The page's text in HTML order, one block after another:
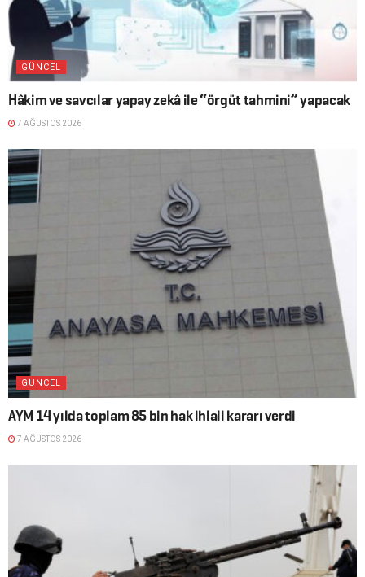
GÜNCEL
Hâkim ve savcılar yapay zekâ ile “örgüt tahmini” yapacak
7 AĞUSTOS 2026
GÜNCEL
AYM 14 yılda toplam 85 bin hak ihlali kararı verdi
7 AĞUSTOS 2026